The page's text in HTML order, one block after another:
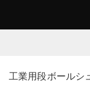
工業用段ボールシ